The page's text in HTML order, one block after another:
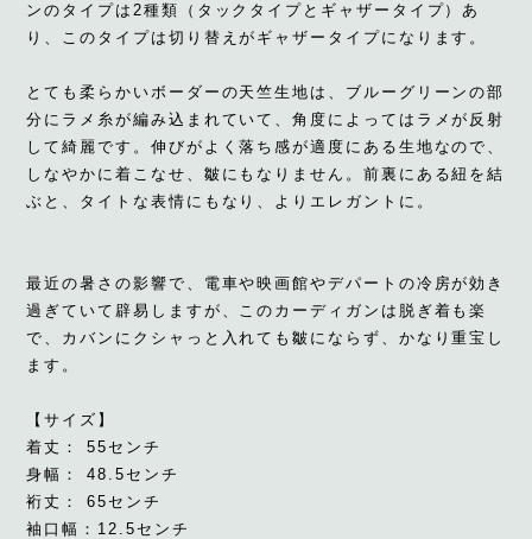
ンのタイプは2種類（タックタイプとギャザータイプ）あ
り、このタイプは切り替えがギャザータイプになります。
とても柔らかいボーダーの天竺生地は、ブルーグリーンの部
分にラメ糸が編み込まれていて、角度によってはラメが反射
して綺麗です。伸びがよく落ち感が適度にある生地なので、
しなやかに着こなせ、皺にもなりません。前裏にある紐を結
ぶと、タイトな表情にもなり、よりエレガントに。
最近の暑さの影響で、電車や映画館やデパートの冷房が効き
過ぎていて辟易しますが、このカーディガンは脱ぎ着も楽
で、カバンにクシャっと入れても皺にならず、かなり重宝し
ます。
【サイズ】
着丈： 55センチ
身幅： 48.5センチ
裄丈： 65センチ
袖口幅：12.5センチ